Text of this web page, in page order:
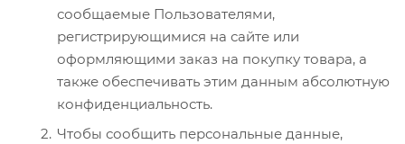
сообщаемые Пользователями,
регистрирующимися на сайте или
оформляющими заказ на покупку товара, а
также обеспечивать этим данным абсолютную
конфиденциальность.
Чтобы сообщить персональные данные,